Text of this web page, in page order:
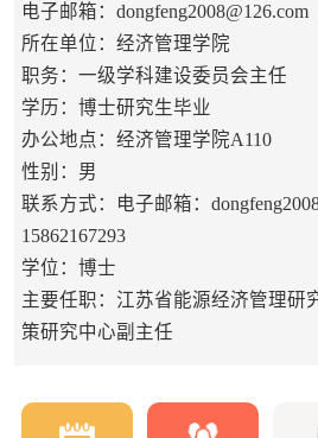
电子邮箱： dongfeng2008@126.com
所在单位：经济管理学院
职务：一级学科建设委员会主任
学历：博士研究生毕业
办公地点：经济管理学院A110
性别：男
联系方式：电子邮箱：
15862167293
学位：博士
主要任职：江苏省能源经济管理研
策研究中心副主任